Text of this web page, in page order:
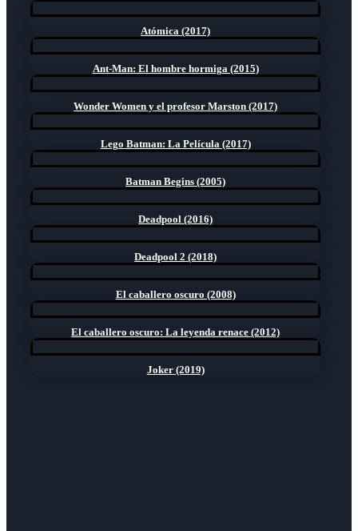
Atómica (2017)
Ant-Man: El hombre hormiga (2015)
Wonder Women y el profesor Marston (2017)
Lego Batman: La Película (2017)
Batman Begins (2005)
Deadpool (2016)
Deadpool 2 (2018)
El caballero oscuro (2008)
El caballero oscuro: La leyenda renace (2012)
Joker (2019)